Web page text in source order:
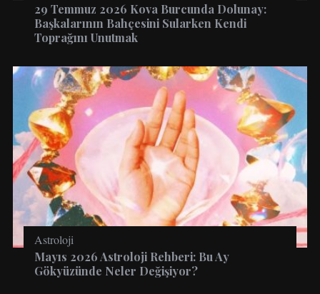
29 Temmuz 2026 Kova Burcunda Dolunay:
Başkalarının Bahçesini Sularken Kendi
Toprağını Unutmak
Astroloji
Mayıs 2026 Astroloji Rehberi: Bu Ay
Gökyüzünde Neler Değişiyor?